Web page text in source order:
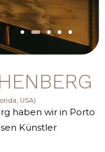
USA)
haben wir in Porto
Künstler